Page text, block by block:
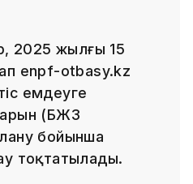
2025 жылғы 15
enpf-otbasy.kz
емдеуге
(БЖЗҚ
бойынша
тоқтатылады.